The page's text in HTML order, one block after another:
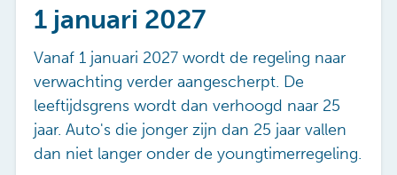
1 januari 2027
Vanaf 1 januari 2027 wordt de regeling naar
verwachting verder aangescherpt. De
leeftijdsgrens wordt dan verhoogd naar 25
jaar. Auto's die jonger zijn dan 25 jaar vallen
dan niet langer onder de youngtimerregeling.